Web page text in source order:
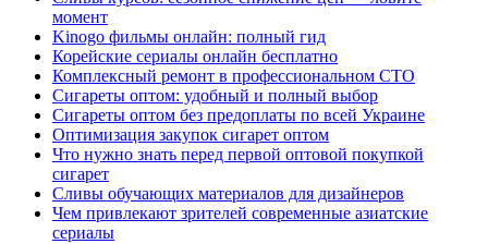
момент
Kinogo фильмы онлайн: полный гид
Корейские сериалы онлайн бесплатно
Комплексный ремонт в профессиональном СТО
Сигареты оптом: удобный и полный выбор
Сигареты оптом без предоплаты по всей Украине
Оптимизация закупок сигарет оптом
Что нужно знать перед первой оптовой покупкой
сигарет
Сливы обучающих материалов для дизайнеров
Чем привлекают зрителей современные азиатские
сериалы